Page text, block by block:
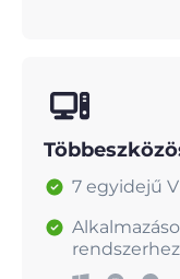
7 egyidejű
rendszerhez